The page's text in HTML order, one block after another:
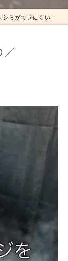
ミができにくいお肌づくり／
／